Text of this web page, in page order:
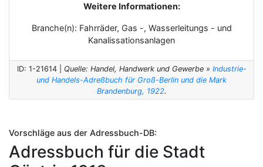
Weitere Informationen:
Branche(n): Fahrräder, Gas -, Wasserleitungs - und
Kanalissationsanlagen
ID: 1-21614 | Quelle: Handel, Handwerk und Gewerbe » Industrie-
und Handels-Adreßbuch für Groß-Berlin und die Mark
Brandenburg, 1922.
Vorschläge aus der Adressbuch-DB:
Adressbuch für die Stadt